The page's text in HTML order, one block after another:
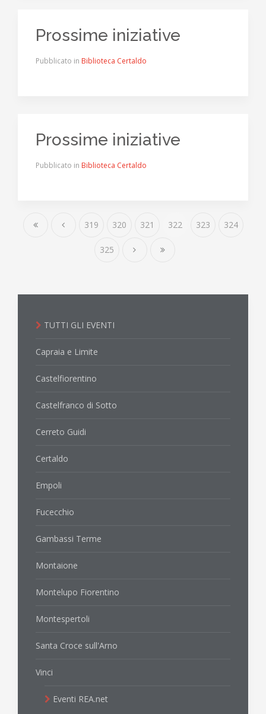
Prossime iniziative
Pubblicato in Biblioteca Certaldo
Prossime iniziative
Pubblicato in Biblioteca Certaldo
319 320 321 322 323 324
325
TUTTI GLI EVENTI
Capraia e Limite
Castelfiorentino
Castelfranco di Sotto
Cerreto Guidi
Certaldo
Empoli
Fucecchio
Gambassi Terme
Montaione
Montelupo Fiorentino
Montespertoli
Santa Croce sull'Arno
Vinci
Eventi REA.net